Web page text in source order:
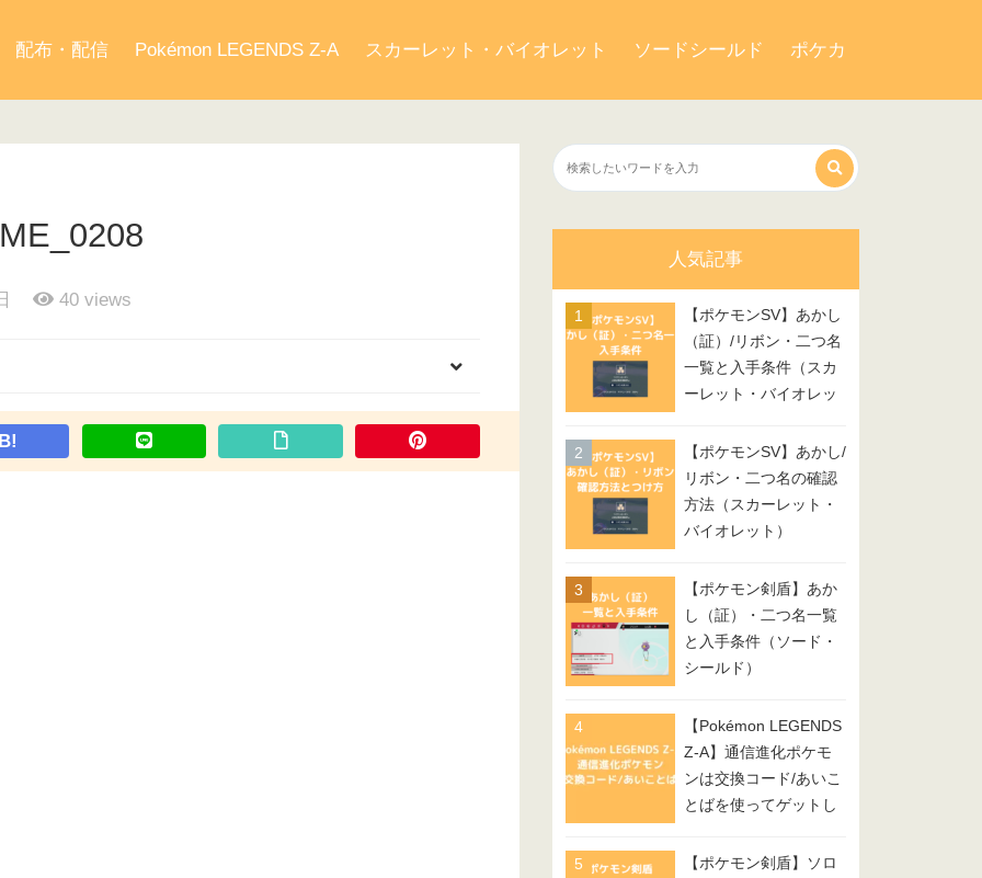
配布・配信 Pokémon LEGENDS Z-A スカーレット・バイオレット ソードシールド ポケカ
40 views
人気記事
【ポケモンSV】あかし
（証）/リボン・二つ名
一覧と入手条件（スカ
ーレット・バイオレッ
【ポケモンSV】あかし/
リボン・二つ名の確認
方法（スカーレット・
バイオレット）
【ポケモン剣盾】あか
し（証）・二つ名一覧
と入手条件（ソード・
シールド）
【Pokémon LEGENDS
Z-A】通信進化ポケモ
ンは交換コード/あいこ
とばを使ってゲットし
【ポケモン剣盾】ソロ